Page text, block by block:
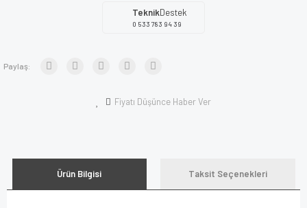
TeknikDestek
0 533 783 94 39
Paylaş:
Fiyatı Düşünce Haber Ver
Ürün Bilgisi Taksit Seçenekleri